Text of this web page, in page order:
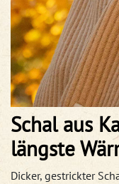
Schal aus
längste
Dicker, gestrickter